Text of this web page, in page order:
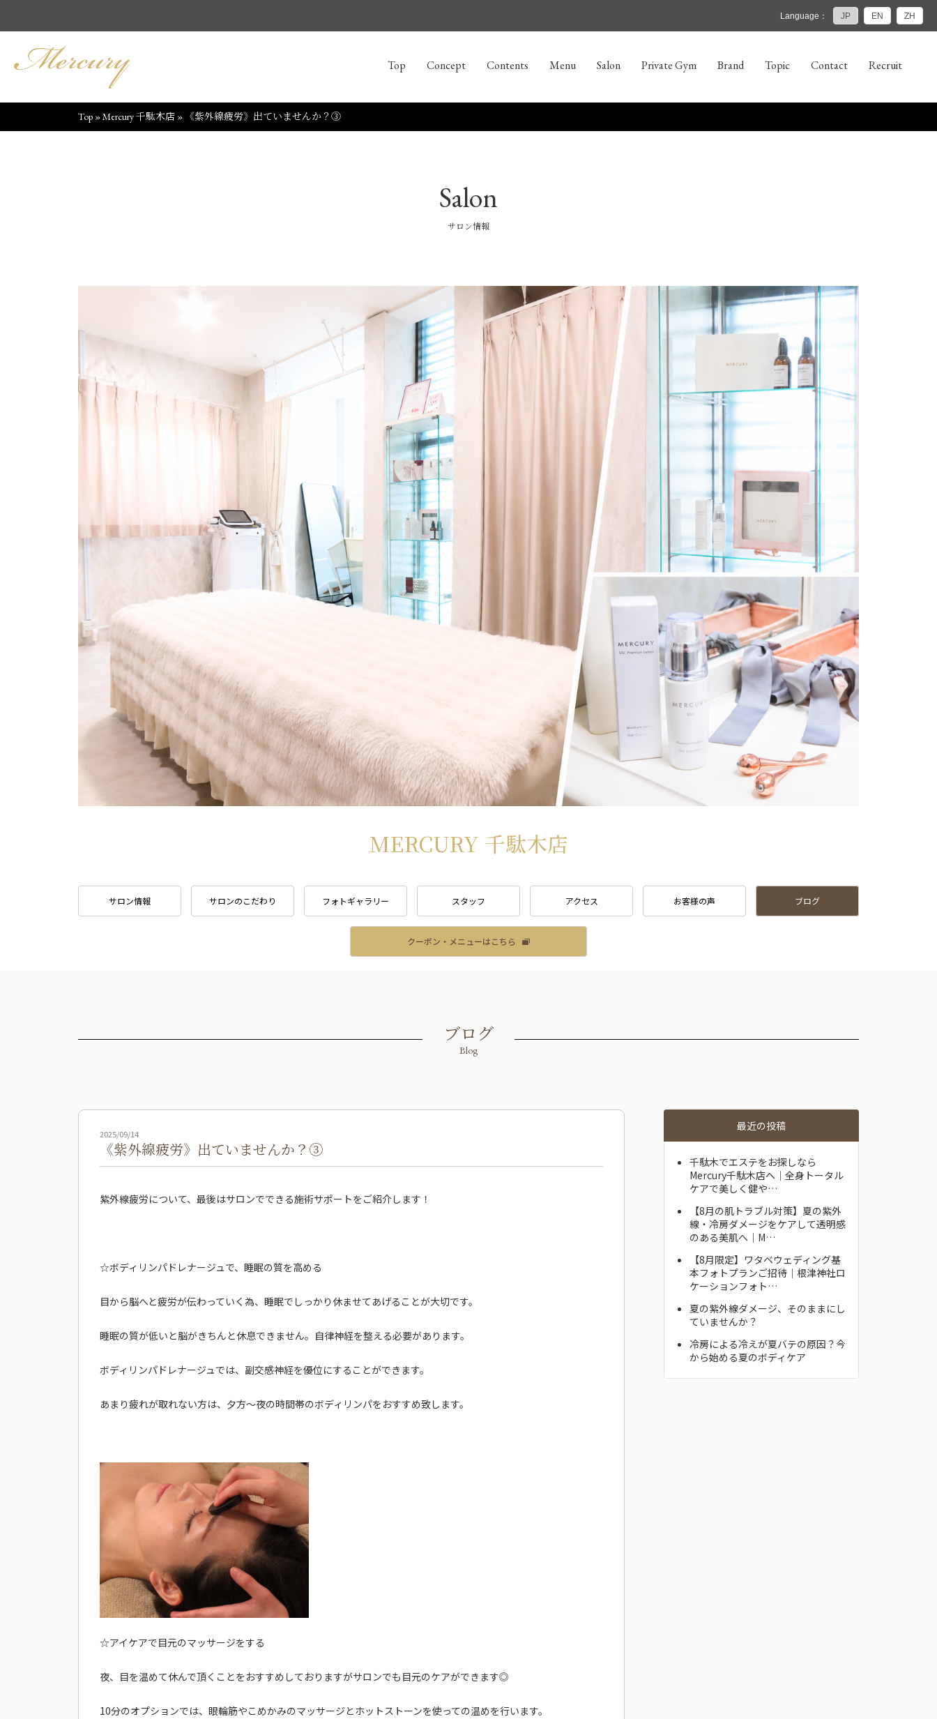
Language： JP EN ZH
Top Concept Contents Menu Salon Private Gym Brand Topic Contact Recruit
Top »Mercury 千駄木店 » 《紫外線疲労》出ていませんか？③
Salon
サロン情報
MERCURY 千駄木店
サロン情報 サロンのこだわり フォトギャラリー スタッフ アクセス お客様の声 ブログ
クーポン・メニューはこちら
ブログ
Blog
2025/09/14
《紫外線疲労》出ていませんか？③
紫外線疲労について、最後はサロンでできる施術サポートをご紹介します！
☆ボディリンパドレナージュで、睡眠の質を高める
目から脳へと疲労が伝わっていく為、睡眠でしっかり休ませてあげることが大切です。
睡眠の質が低いと脳がきちんと休息できません。自律神経を整える必要があります。
ボディリンパドレナージュでは、副交感神経を優位にすることができます。
あまり疲れが取れない方は、夕方〜夜の時間帯のボディリンパをおすすめ致します。
☆アイケアで目元のマッサージをする
夜、目を温めて休んで頂くことをおすすめしておりますがサロンでも目元のケアができます◎
10分のオプションでは、眼輪筋やこめかみのマッサージとホットストーンを使っての温めを行います。
最近の投稿
千駄木でエステをお探しなら
Mercury千駄木店へ｜全身トータル
ケアで美しく健や…
【8月の肌トラブル対策】夏の紫外
線・冷房ダメージをケアして透明感
のある美肌へ｜M…
【8月限定】ワタベウェディング基
本フォトプランご招待｜根津神社ロ
ケーションフォト…
夏の紫外線ダメージ、そのままにし
ていませんか？
冷房による冷えが夏バテの原因？今
から始める夏のボディケア